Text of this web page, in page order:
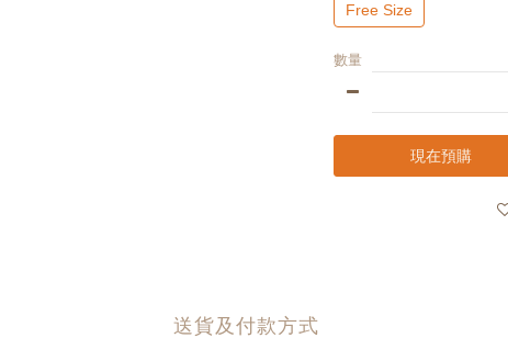
Free Size
數量
現在預購
送貨及付款方式